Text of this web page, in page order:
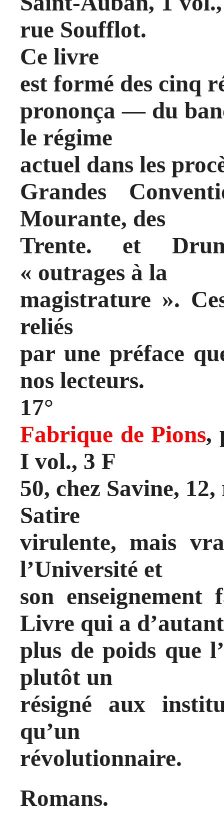
rue Soufflot.
Ce livre
est formé des cinq
prononça — du
le régime
actuel dans les
Grandes
Mourante, des
Trente. et
« outrages à la
magistrature ».
reliés
par une préface
nos lecteurs.
17°
Fabrique de Pions,
I vol., 3 F
50, chez Savine,
Satire
virulente, mais
l’Université et
son
Livre qui a d’autant
plus de poids que
plutôt un
résigné aux
qu’un
révolutionnaire.
Romans.